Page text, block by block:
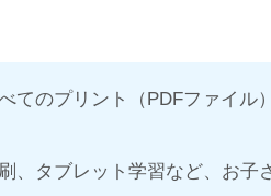
てのプリント（PDFファイル
、タブレット学習など、お子